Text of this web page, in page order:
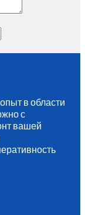
в области
с
вашей